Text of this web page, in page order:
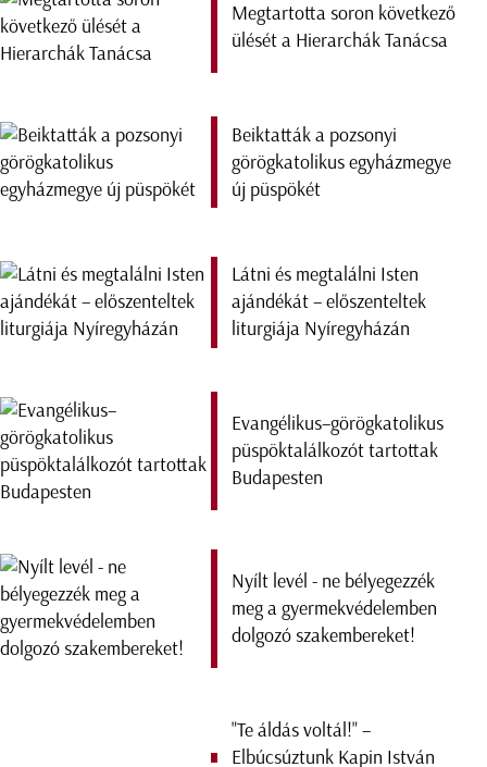
Megtartotta soron következő
ülését a Hierarchák Tanácsa
Beiktatták a pozsonyi
görögkatolikus egyházmegye
új püspökét
Látni és megtalálni Isten
ajándékát – előszenteltek
liturgiája Nyíregyházán
Evangélikus–görögkatolikus
püspöktalálkozót tartottak
Budapesten
Nyílt levél - ne bélyegezzék
meg a gyermekvédelemben
dolgozó szakembereket!
"Te áldás voltál!" –
Elbúcsúztunk Kapin István